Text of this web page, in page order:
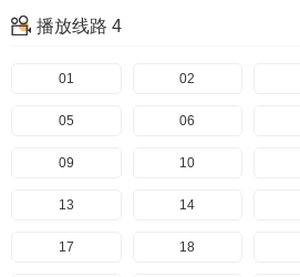
117
121
77
81 82
85 86
89 90
93 94
97 98
37
41 42
45 46
49 50
53 54
57 58
播放线路 4
01 02
05 06
09 10
13 14
17 18